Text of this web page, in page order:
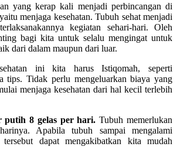
yang kerap kali menjadi perbincangan di
menjaga kesehatan. Tubuh sehat menjadi
kegiatan sehari-hari. Oleh
bagi kita untuk selalu mengingat untuk
dari dalam maupun dari luar.
ini kita harus Istiqomah, seperti
tips. Tidak perlu mengeluarkan biaya yang
menjaga kesehatan dari hal kecil terlebih
putih 8 gelas per hari.Tubuh memerlukan
Apabila tubuh sampai mengalami
dapat mengakibatkan kita mudah